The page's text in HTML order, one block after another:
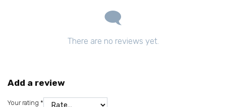
There are no reviews yet.
Add a review
Your rating *